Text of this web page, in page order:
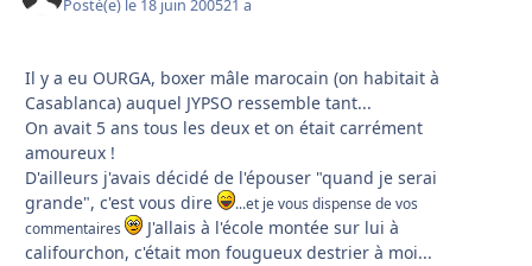
Posté(e) le 18 juin 200521 a
Il y a eu OURGA, boxer mâle marocain (on habitait à
Casablanca) auquel JYPSO ressemble tant...
On avait 5 ans tous les deux et on était carrément
amoureux !
D'ailleurs j'avais décidé de l'épouser "quand je serai
grande", c'est vous dire
...et je vous dispense de vos
commentaires
J'allais à l'école montée sur lui à
califourchon, c'était mon fougueux destrier à moi...